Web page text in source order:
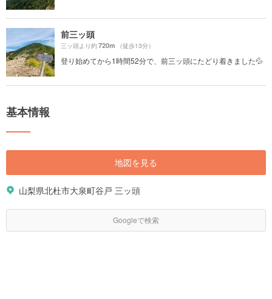
前三ッ頭
三ッ頭より約720m （徒歩13分）
登り始めてから1時間52分で、前三ッ頭にたどり着きました💦
基本情報
地図を見る
山梨県北杜市大泉町谷戸 三ッ頭
Googleで検索